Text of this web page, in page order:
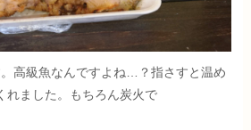
高級魚なんですよね…？指さすと温め
れました。もちろん炭火で